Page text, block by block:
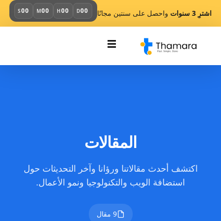
00
D
00
H
00
M
00
S اشترِ 3 سنوات واحصل على سنتين مجانًا
المقالات
اكتشف أحدث مقالاتنا ورؤانا وآخر التحديثات حول
استضافة الويب والتكنولوجيا ونمو الأعمال.
9 مقال